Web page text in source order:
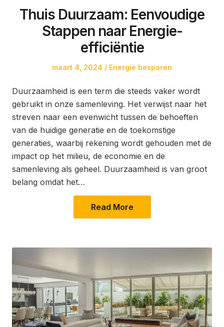
Thuis Duurzaam: Eenvoudige
Stappen naar Energie-
efficiëntie
Posted
maart 4, 2024
Posted
Energie besparen
Duurzaamheid is een term die steeds vaker wordt
gebruikt in onze samenleving. Het verwijst naar het
streven naar een evenwicht tussen de behoeften
van de huidige generatie en de toekomstige
generaties, waarbij rekening wordt gehouden met de
impact op het milieu, de economie en de
samenleving als geheel. Duurzaamheid is van groot
belang omdat het…
Read More